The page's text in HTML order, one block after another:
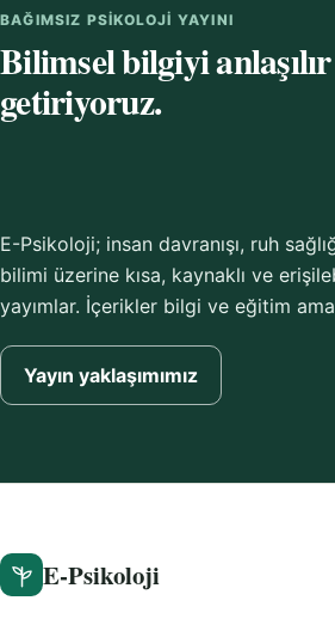
BAĞIMSIZ PSIKOLOJI YAYINI
Bilimsel bilgiyi
getiriyoruz.
E-Psikoloji; insan davranışı, ruh
bilimi üzerine kısa, kaynaklı ve
yayımlar. İçerikler bilgi ve eğitim
Yayın yaklaşımımız
E-Psikoloji